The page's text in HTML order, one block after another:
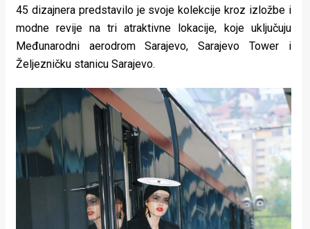
pokretu
Ideje
koje
Urban
Places
Aktivizam
45 dizajnera predstavilo je svoje kolekcije kroz izložbe i
modne revije na tri atraktivne lokacije, koje uključuju
Međunarodni aerodrom Sarajevo, Sarajevo Tower i
Željezničku stanicu Sarajevo.